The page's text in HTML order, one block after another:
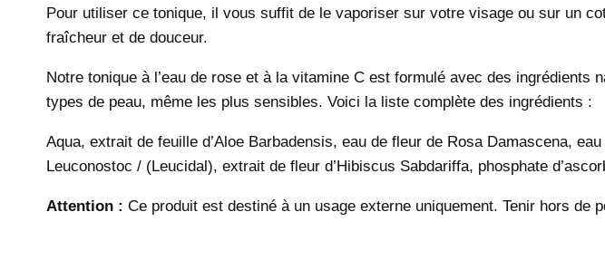
Pour utiliser ce tonique, il vous suffit de le vaporiser sur votre visage ou sur un
fraîcheur et de douceur.
Notre tonique à l’eau de rose et à la vitamine C est formulé avec des
types de peau, même les plus sensibles. Voici la liste complète des ingrédients :
Aqua, extrait de feuille d’Aloe Barbadensis, eau de fleur de Rosa Damascena,
Leuconostoc / (Leucidal), extrait de fleur d’Hibiscus Sabdariffa, phosphate
Attention : Ce produit est destiné à un usage externe uniquement. Tenir hors de